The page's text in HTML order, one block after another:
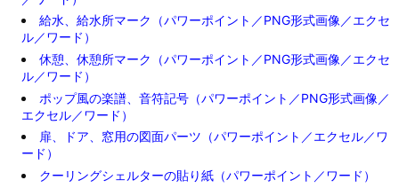
給水、給水所マーク（パワーポイント／PNG形式画像／エクセ
ル／ワード）
休憩、休憩所マーク（パワーポイント／PNG形式画像／エクセ
ル／ワード）
ポップ風の楽譜、音符記号（パワーポイント／PNG形式画像／
エクセル／ワード）
扉、ドア、窓用の図面パーツ（パワーポイント／エクセル／ワ
ード）
クーリングシェルターの貼り紙（パワーポイント／ワード）